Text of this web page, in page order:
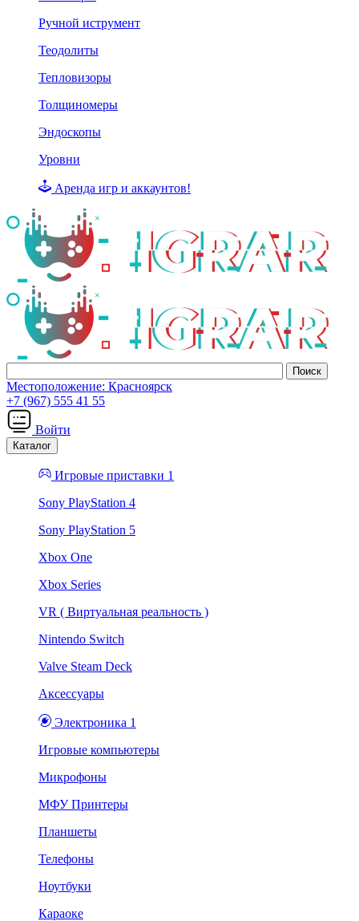
Ручной иструмент
Теодолиты
Тепловизоры
Толщиномеры
Эндоскопы
Уровни
Аренда игр и аккаунтов!
Местоположение: Красноярск
+7 (967) 555 41 55
Войти
Каталог
Игровые приставки 1
Sony PlayStation 4
Sony PlayStation 5
Xbox One
Xbox Series
VR ( Виртуальная реальность )
Nintendo Switch
Valve Steam Deck
Аксессуары
Электроника 1
Игровые компьютеры
Микрофоны
МФУ Принтеры
Планшеты
Телефоны
Ноутбуки
Караоке